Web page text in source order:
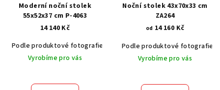
Moderní noční stolek
55x52x37 cm P-4063
14 140 Kč
Podle produktové fotografie
Akát vintage BT1551
Dub světlý
Vyrobíme pro vás
Noční stolek 43x70x33 cm
ZA264
od 14 160 Kč
Podle produktové fotografie
Vyrobíme pro vás